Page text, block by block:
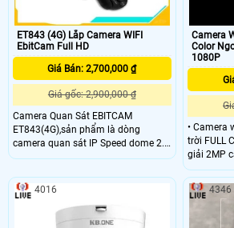
ET843 (4G) Lắp Camera WIFI
EbitCam Full HD
Giá Bán: 2,700,000 ₫
Giá gốc: 2,900,000 ₫
Camera Quan Sát EBITCAM
ET843(4G),sản phẩm là dòng
camera quan sát IP Speed dome 2.0
Megapixel. Hình ảnh sắc nét, mượt
thông minh bất chấp tình trạng
mạng yếu
Camera
Color Ngoài
1080P
• Camera
trời FULL
giải 2MP
thước 1/2.
25/
kính cố
4016 4346